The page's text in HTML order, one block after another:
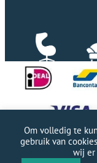
Professionele
Om volledig te
gebruik van
wij er